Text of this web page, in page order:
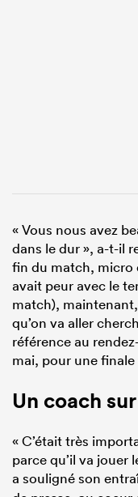
« Vous nous avez
dans le dur », a-t-il
fin du match, micro
avait peur avec le
match),
qu’on va aller
référence au
mai, pour une finale
Un coach
« C’était très
parce qu’il va jouer
a souligné son